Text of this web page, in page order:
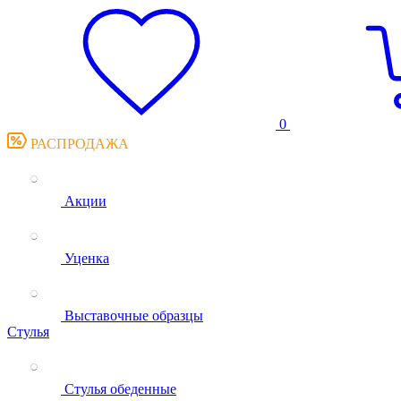
0
РАСПРОДАЖА
Акции
Уценка
Выставочные образцы
Стулья
Стулья обеденные